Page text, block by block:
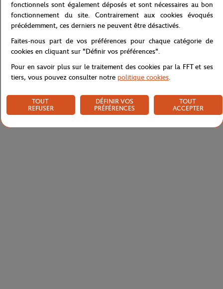
Livraison et retours
fonctionnels sont également déposés et sont nécessaires au bon
fonctionnement du site. Contrairement aux cookies évoqués
précédemment, ces derniers ne peuvent être désactivés.
Faites-nous part de vos préférences pour chaque catégorie de
cookies en cliquant sur "Définir vos préférences".
Pour en savoir plus sur le traitement des cookies par la FFT et ses
tiers, vous pouvez consulter notre politique cookies.
TOUT
REFUSER
DÉFINIR VOS
PRÉFÉRENCES
TOUT
ACCEPTER